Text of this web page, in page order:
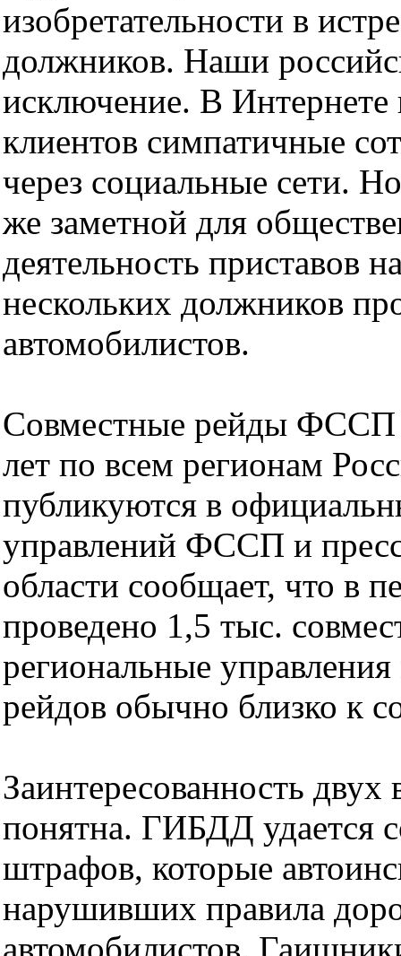
изобретательности в
должников. Наши
исключение. В Интернете
клиентов симпатичные
через социальные сети.
же заметной для
деятельность приставов
нескольких должников
автомобилистов.
Совместные рейды
лет по всем регионам
публикуются в
управлений ФССП и
области сообщает, что в
проведено 1,5 тыс.
региональные
рейдов обычно близко к
Заинтересованность двух
понятна. ГИБДД удается
штрафов, которые
нарушивших правила